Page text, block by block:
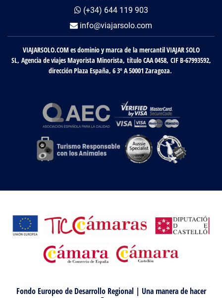
(+34) 644 119 903
info@viajarsolo.com
VIAJARSOLO.COM es dominio y marca de la mercantil VIAJAR SOLO
SL, Agencia de viajes Mayorista Minorista, título CAA 0458, CIF B-67993592,
dirección Plaza España, 6 3º A 50001 Zaragoza.
Fondo Europeo de Desarrollo Regional | Una manera de hacer